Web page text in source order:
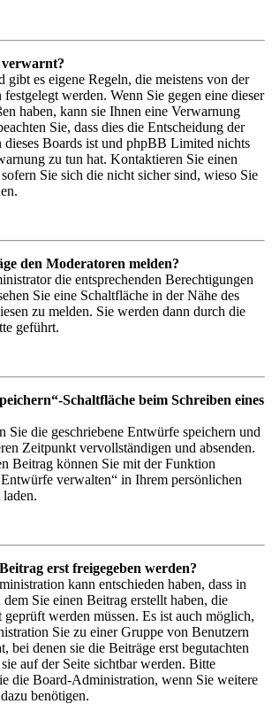
gibt es eigene Regeln, die meistens von der
werden. Wenn Sie gegen eine dieser
haben, kann sie Ihnen eine Verwarnung
Sie, dass dies die Entscheidung der
Boards ist und phpBB Limited nichts
zu tun hat. Kontaktieren Sie einen
Sie sich die nicht sicher sind, wieso Sie
den Moderatoren melden?
die entsprechenden Berechtigungen
Sie eine Schaltfläche in der Nähe des
zu melden. Sie werden dann durch die
geführt.
Schaltfläche beim Schreiben eines
Sie die geschriebene Entwürfe speichern und
Zeitpunkt vervollständigen und absenden.
Beitrag können Sie mit der Funktion
Entwürfe verwalten“ in Ihrem persönlichen
erst freigegeben werden?
kann entschieden haben, dass in
Sie einen Beitrag erstellt haben, die
geprüft werden müssen. Es ist auch möglich,
Sie zu einer Gruppe von Benutzern
bei denen sie die Beiträge erst begutachten
auf der Seite sichtbar werden. Bitte
die Board-Administration, wenn Sie weitere
benötigen.